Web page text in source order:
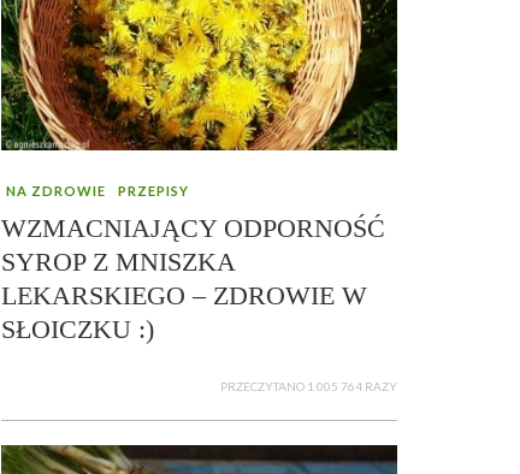
NA ZDROWIE PRZEPISY
WZMACNIAJĄCY ODPORNOŚĆ
SYROP Z MNISZKA
LEKARSKIEGO – ZDROWIE W
SŁOICZKU :)
PRZECZYTANO 1 005 764 RAZY